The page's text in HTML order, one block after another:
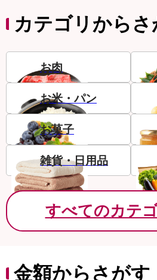
カテゴリからさ
お肉
お米・パン
お菓子
雑貨・日用品
すべてのカテ
金額からさがす